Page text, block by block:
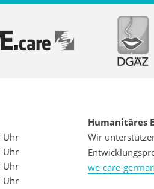
Uhr
Uhr
Uhr
Uhr
Humanitäres
Wir
we-care-